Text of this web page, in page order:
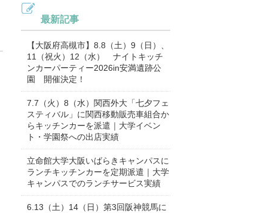
最新記事
【大阪府高槻市】8.8（土）9（日）、
11（祝火）12（水） ナイトキッチ
ンカーパーティー2026in安満遺跡公
園 開催決定！
7.7（火）8（水）関西外大「七夕フェ
スティバル」に関西移動販売車組合か
らキッチンカーを派遣｜大学イベン
ト・学園祭への出店実績
立命館大学大阪いばらきキャンパスに
ランチキッチンカーを定期派遣｜大学
キャンパスでのランチサービス実績
6.13（土）14（日）第3回阪神競馬に